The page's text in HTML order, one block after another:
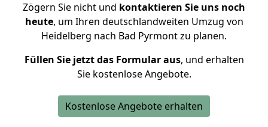
Zögern Sie nicht und kontaktieren Sie uns noch
heute, um Ihren deutschlandweiten Umzug von
Heidelberg nach Bad Pyrmont zu planen.
Füllen Sie jetzt das Formular aus, und erhalten
Sie kostenlose Angebote.
Kostenlose Angebote erhalten